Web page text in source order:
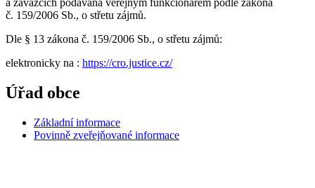
č. 159/2006 Sb., o střetu zájmů.
Dle § 13 zákona č. 159/2006 Sb., o střetu zájmů:
elektronicky na : https://cro.justice.cz/
Úřad obce
Základní informace
Povinně zveřejňované informace